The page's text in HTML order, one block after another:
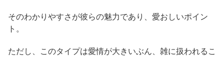
そのわかりやすさが彼らの魅力であり、愛おしいポイン
ト。
ただし、このタイプは愛情が大きいぶん、雑に扱われるこ